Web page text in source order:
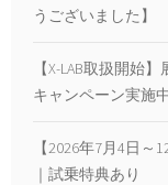
うございました】
【X-LAB取扱開始
キャンペーン実施中
【2026年7月4日～
｜試乗特典あり